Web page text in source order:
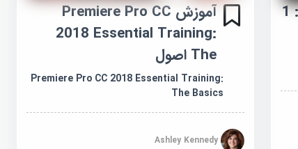
آموزش ویدئو وب برای تجارت: 1
آموزش Premiere Pro CC
2018 Essential Training:
The اصول
Premiere Pro CC 2018 Essential Training:
The Basics
Ashley Kennedy